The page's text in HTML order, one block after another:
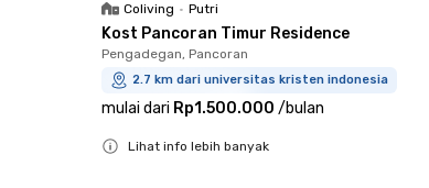
Coliving • Putri
Kost Pancoran Timur Residence
Pengadegan, Pancoran
2.7 km dari universitas kristen indonesia
mulai dari Rp1.500.000 /bulan
Lihat info lebih banyak